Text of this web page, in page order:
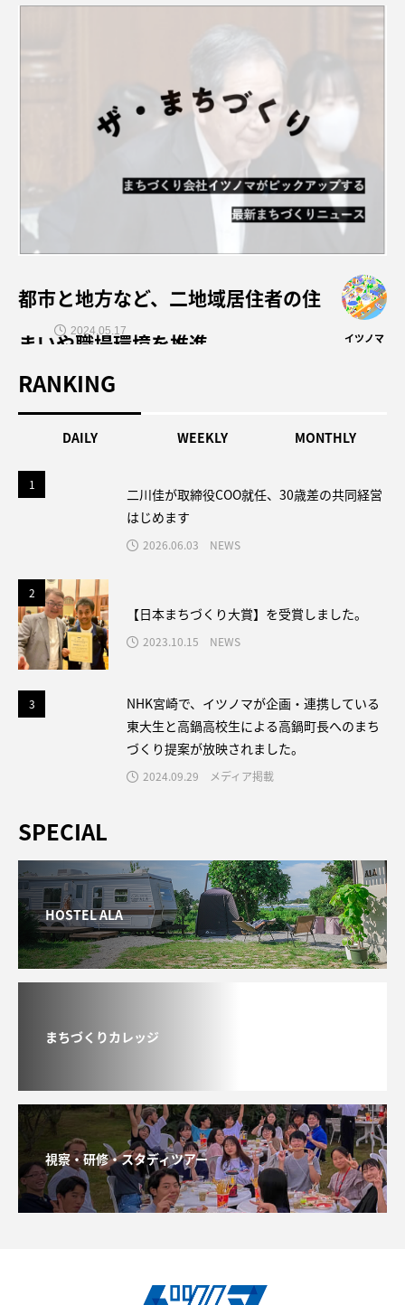
都市と地方など、二地域居住者の住
まいや職場環境を推進
イツノマ
2024.05.17
RANKING
DAILY WEEKLY MONTHLY
1
二川佳が取締役COO就任、30歳差の共同経営
はじめます
2026.06.03 NEWS
2
【日本まちづくり大賞】を受賞しました。
2023.10.15 NEWS
3
NHK宮崎で、イツノマが企画・連携している
東大生と高鍋高校生による高鍋町長へのまち
づくり提案が放映されました。
2024.09.29 メディア掲載
SPECIAL
HOSTEL ALA
まちづくりカレッジ
視察・研修・スタディツアー